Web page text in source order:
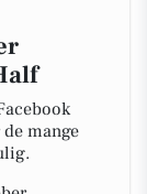
mange